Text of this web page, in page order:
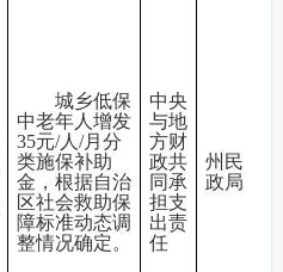
城乡低保
中老年人增发
35元/人/月分
类施保补助
金，根据自治
区社会救助保
障标准动态调
整情况确定。
中央
与地
方财
政共
同承
担支
出责
任
州民
政局